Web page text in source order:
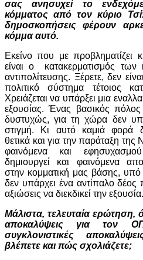
σας ανησυχεί το
κόμματος από τον κύριο
δημοσκοπήσεις φέρουν
κόμμα αυτό.
Εκείνο που με προβληματίζει
είναι ο κατακερματισμός των
αντιπολίτευσης. Ξέρετε, δεν
πολιτικό σύστημα τέτοιος
Χρειάζεται να υπάρξει μια
εξουσίας. Ένας βασικός πόλος
δυστυχώς, για τη χώρα δεν
στιγμή. Κι αυτό καμιά φορά
θετικά και για την παράταξη της
φαινόμενα και
δημιουργεί και φαινόμενα
στην κομματική μας βάσης, υπό
δεν υπάρχει ένα αντίπαλο δέος
αξιώσεις να διεκδικεί την εξουσία.
Μάλιστα, τελευταία ερώτηση,
αποκαλύψεις για τον
συγκλονιστικές
βλέπετε και πώς σχολιάζετε;